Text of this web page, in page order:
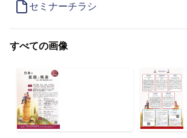
セミナーチラシ
すべての画像